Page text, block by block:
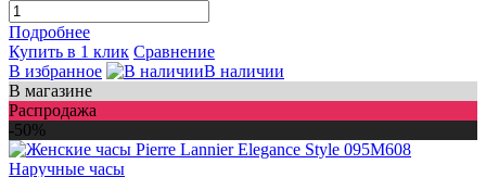
Подробнее
Купить в 1 клик Сравнение
В избранное
В наличии
В магазине
Распродажа
-50%